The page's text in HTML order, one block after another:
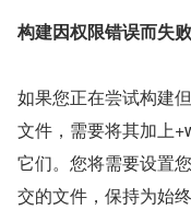
构建因权限错误而失败
如果您正在尝试构建
文件，需要将其加上
它们。您将需要设置
交的文件，保持为始